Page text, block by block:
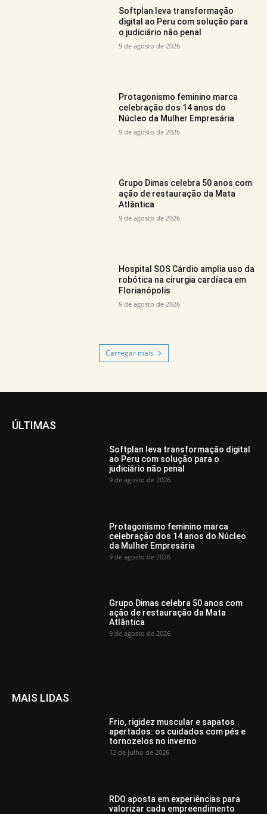
Softplan leva transformação
digital ao Peru com solução para
o judiciário não penal
9 de agosto de 2026
Protagonismo feminino marca
celebração dos 14 anos do
Núcleo da Mulher Empresária
9 de agosto de 2026
Grupo Dimas celebra 50 anos com
ação de restauração da Mata
Atlântica
9 de agosto de 2026
Hospital SOS Cárdio amplia uso da
robótica na cirurgia cardíaca em
Florianópolis
9 de agosto de 2026
Carregar mais
ÚLTIMAS
Softplan leva transformação digital
ao Peru com solução para o
judiciário não penal
9 de agosto de 2026
Protagonismo feminino marca
celebração dos 14 anos do Núcleo
da Mulher Empresária
9 de agosto de 2026
Grupo Dimas celebra 50 anos com
ação de restauração da Mata
Atlântica
9 de agosto de 2026
MAIS LIDAS
Frio, rigidez muscular e sapatos
apertados: os cuidados com pés e
tornozelos no inverno
12 de julho de 2026
RDO aposta em experiências para
valorizar cada empreendimento